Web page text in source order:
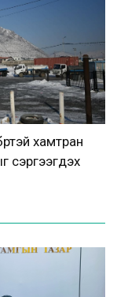
хамтран
сэргээгдэх